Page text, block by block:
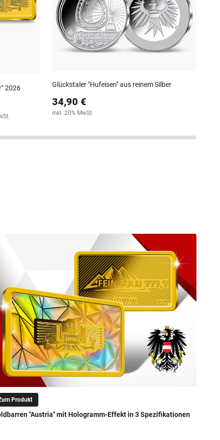
2026 Glückstaler "Hufeisen" aus reinem Silber
34,90 €
inkl. 20% MwSt.
Produkt
"Austria" mit Hologramm-Effekt in 3 Spezifikationen